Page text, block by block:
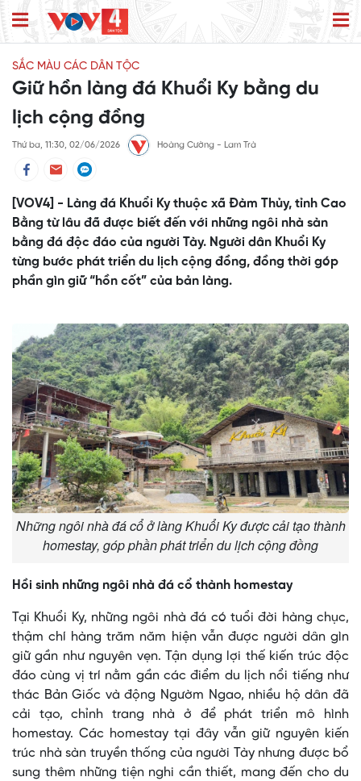
SẮC MÀU CÁC DÂN TỘC
Giữ hồn làng đá Khuổi Ky bằng du
lịch cộng đồng
Thứ ba, 11:30, 02/06/2026 Hoàng Cường - Lam Trà
[VOV4] - Làng đá Khuổi Ky thuộc xã Đàm Thủy, tỉnh Cao
Bằng từ lâu đã được biết đến với những ngôi nhà sàn
bằng đá độc đáo của người Tày. Người dân Khuổi Ky
từng bước phát triển du lịch cộng đồng, đồng thời góp
phần gìn giữ “hồn cốt” của bản làng.
Những ngôi nhà đá cổ ở làng Khuổi Ky được cải tạo thành
homestay, góp phần phát triển du lịch cộng đồng
Hồi sinh những ngôi nhà đá cổ thành homestay
Tại Khuổi Ky, những ngôi nhà đá có tuổi đời hàng chục,
thậm chí hàng trăm năm hiện vẫn được người dân gìn
giữ gần như nguyên vẹn. Tận dụng lợi thế kiến trúc độc
đáo cùng vị trí nằm gần các điểm du lịch nổi tiếng như
thác Bản Giốc và động Ngườm Ngao, nhiều hộ dân đã
cải tạo, chỉnh trang nhà ở để phát triển mô hình
homestay. Các homestay tại đây vẫn giữ nguyên kiến
trúc nhà sàn truyền thống của người Tày nhưng được bổ
sung thêm những tiện nghi cần thiết, mang đến cho du